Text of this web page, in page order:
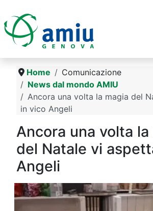
Home
Comunicazione
News dal mondo AMIU
Ancora una volta la magia del
in vico Angeli
Ancora una volta la
del Natale vi
Angeli